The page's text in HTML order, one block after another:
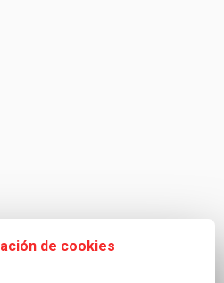
de cookies